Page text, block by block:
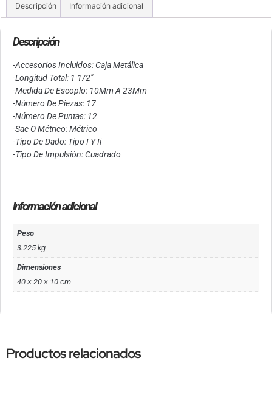
Descripción Información adicional
Descripción
-Accesorios Incluidos: Caja Metálica
-Longitud Total: 1 1/2″
-Medida De Escoplo: 10Mm A 23Mm
-Número De Piezas: 17
-Número De Puntas: 12
-Sae O Métrico: Métrico
-Tipo De Dado: Tipo I Y Ii
-Tipo De Impulsión: Cuadrado
Información adicional
Peso
3.225 kg
Dimensiones
40 × 20 × 10 cm
Productos relacionados